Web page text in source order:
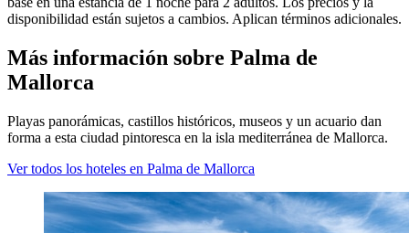
disponibilidad están sujetos a cambios. Aplican términos adicionales.
Más información sobre Palma de
Mallorca
Playas panorámicas, castillos históricos, museos y un acuario dan
forma a esta ciudad pintoresca en la isla mediterránea de Mallorca.
Ver todos los hoteles en Palma de Mallorca